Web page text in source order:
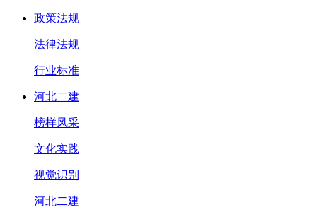
政策法规
法律法规
行业标准
河北二建
榜样风采
文化实践
视觉识别
河北二建